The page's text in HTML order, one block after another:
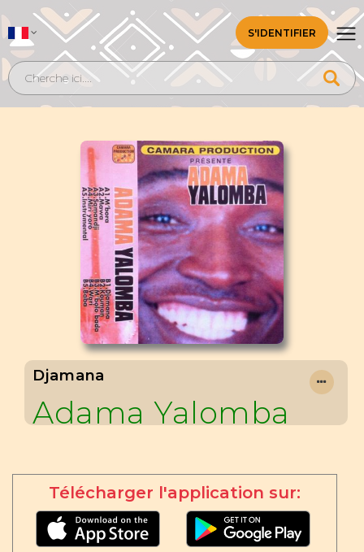
S'IDENTIFIER
Djamana
Adama Yalomba
Télécharger l'application sur: